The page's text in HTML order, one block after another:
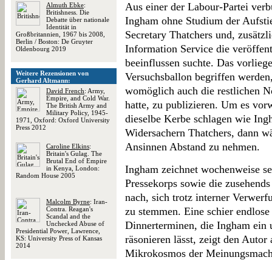
Almuth Ebke:
Britishness. Die
Debatte über nationale
Identität in
Großbritannien, 1967 bis 2008,
Berlin / Boston: De Gruyter
Oldenbourg 2019
Weitere Rezensionen von
Gerhard Altmann:
David French: Army,
Empire, and Cold War.
The British Army and
Military Policy, 1945-
1971, Oxford: Oxford University
Press 2012
Caroline Elkins:
Britain's Gulag. The
Brutal End of Empire
in Kenya, London:
Random House 2005
Malcolm Byrne: Iran-
Contra. Reagan's
Scandal and the
Unchecked Abuse of
Presidential Power, Lawrence,
KS: University Press of Kansas
2014
Aus einer der Labour-Partei
Ingham ohne Studium der
Secretary Thatchers und,
Information Service die
beeinflussen suchte. Das
Versuchsballon begriffen
womöglich auch die restlichen
hatte, zu publizieren. Um es
dieselbe Kerbe schlagen wie
Widersachern Thatchers, dann
Ansinnen Abstand zu nehmen.
Ingham zeichnet wochenweise
Pressekorps sowie die
nach, sich trotz interner
zu stemmen. Eine schier
Dinnerterminen, die Ingham ein
räsonieren lässt, zeigt den
Mikrokosmos der